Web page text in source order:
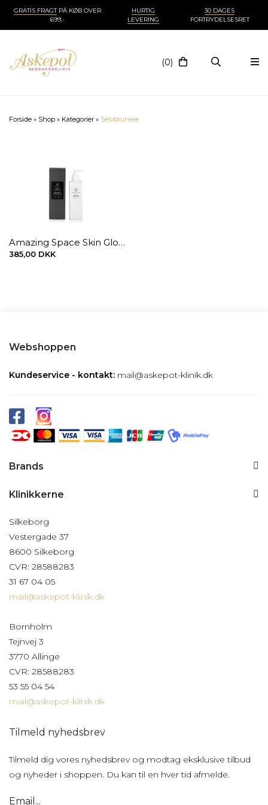
GRATIS FRAGTPÅ KØB OVER
699,-
HURTIG
LEVERING
30 DAGES
FORTRYDELSESRET
(0)
Forside » Shop » Kategorier » Selvbrunere
Amazing Space Skin Glow Face & Body 240 ml.
385,00 DKK
Webshoppen
Kundeservice - kontakt: mail@askepot-klinik.dk
Brands
Klinikkerne
Silkeborg
Vestergade 37
8600 Silkeborg
CVR: 28588283
31 67 04 05
mail@askepot-klinik.dk
Bornholm
Tejnvej 3
3770 Allinge
CVR: 28588283
53 55 04 54
mail@askepot-klinik.dk
Tilmeld nyhedsbrev
Tilmeld dig vores nyhedsbrev og modtag eksklusive tilbud
og nyheder i shoppen. Du kan til en hver tid afmelde.